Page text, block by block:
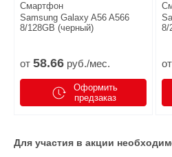
Смартфон
Samsung Galaxy A56 A566
8/128GB (черный)
от 58.66 руб./мес.
Оформить
предзаказ
8/
от
Для участия в акции